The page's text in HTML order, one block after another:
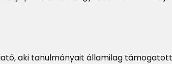
aki tanulmányait államilag